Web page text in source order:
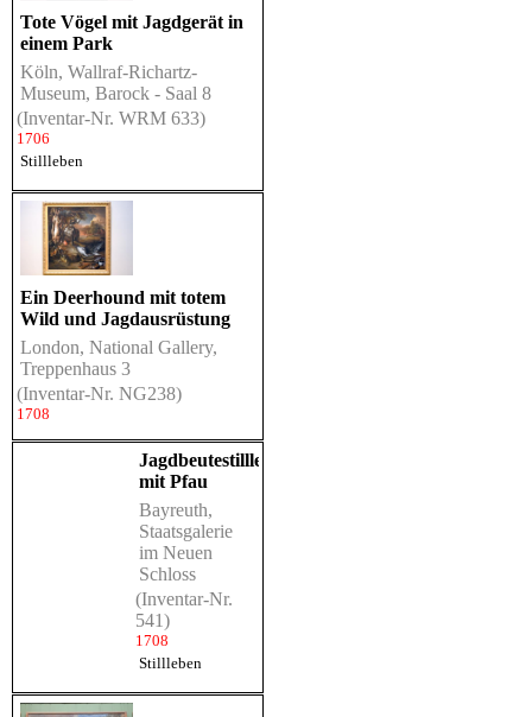
Tote Vögel mit Jagdgerät in
einem Park
Köln, Wallraf-Richartz-
Museum, Barock - Saal 8
(Inventar-Nr. WRM 633)
1706
Stillleben
Ein Deerhound mit totem
Wild und Jagdausrüstung
London, National Gallery,
Treppenhaus 3
(Inventar-Nr. NG238)
1708
Jagdbeutestillleben
mit Pfau
Bayreuth,
Staatsgalerie
im Neuen
Schloss
(Inventar-Nr.
541)
1708
Stillleben